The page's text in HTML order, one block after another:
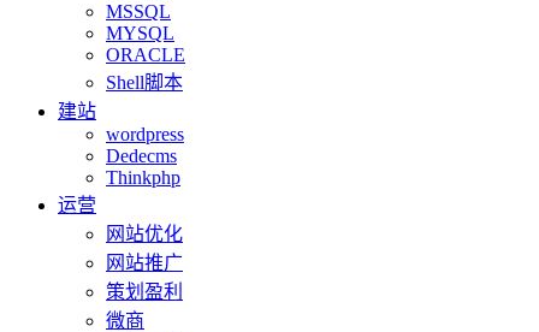
MSSQL
MYSQL
ORACLE
Shell脚本
建站
wordpress
Dedecms
Thinkphp
运营
网站优化
网站推广
策划盈利
微商